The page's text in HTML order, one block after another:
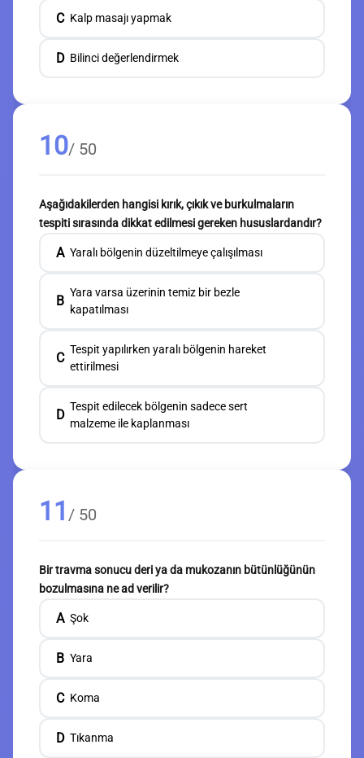
C Kalp masajı yapmak
D Bilinci değerlendirmek
10/ 50
Aşağıdakilerden hangisi kırık, çıkık ve burkulmaların
tespiti sırasında dikkat edilmesi gereken hususlardandır?
A Yaralı bölgenin düzeltilmeye çalışılması
B
Yara varsa üzerinin temiz bir bezle
kapatılması
C
Tespit yapılırken yaralı bölgenin hareket
ettirilmesi
D
Tespit edilecek bölgenin sadece sert
malzeme ile kaplanması
11 / 50
Bir travma sonucu deri ya da mukozanın bütünlüğünün
bozulmasına ne ad verilir?
A Şok
B Yara
C Koma
D Tıkanma